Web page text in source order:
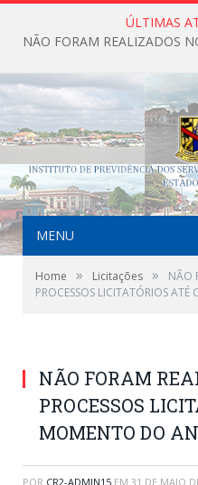
ÚLTIMAS
MENU
Home » Licitações »
NÃO
PROCESSOS LICITATÓRIOS
NÃO FORAM
PROCESSOS
MOMENTO DO
POR CR2-ADMIN15 EM 31 DE MAIO